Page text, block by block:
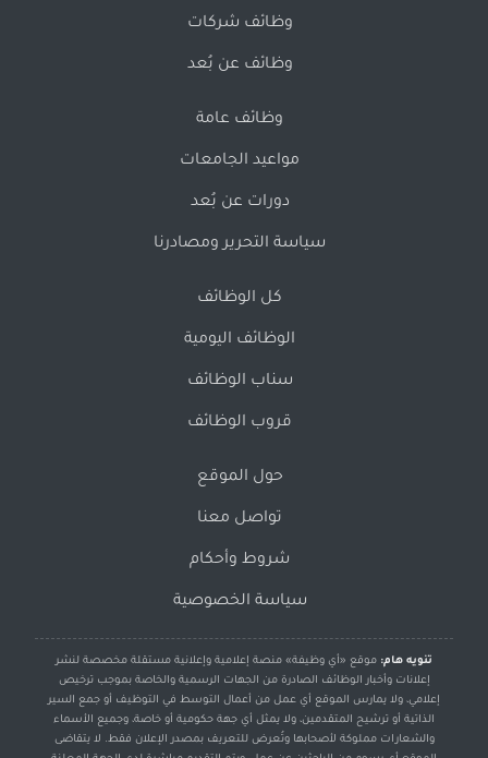
وظائف شركات
وظائف عن بُعد
وظائف عامة
مواعيد الجامعات
دورات عن بُعد
سياسة التحرير ومصادرنا
كل الوظائف
الوظائف اليومية
سناب الوظائف
قروب الوظائف
حول الموقع
تواصل معنا
شروط وأحكام
سياسة الخصوصية
تنويه هام: موقع «أي وظيفة» منصة إعلامية وإعلانية مستقلة مخصصة لنشر
إعلانات وأخبار الوظائف الصادرة من الجهات الرسمية والخاصة بموجب ترخيص
إعلامي، ولا يمارس الموقع أي عمل من أعمال التوسط في التوظيف أو جمع السير
الذاتية أو ترشيح المتقدمين، ولا يمثل أي جهة حكومية أو خاصة، وجميع الأسماء
والشعارات مملوكة لأصحابها وتُعرض للتعريف بمصدر الإعلان فقط. لا يتقاضى